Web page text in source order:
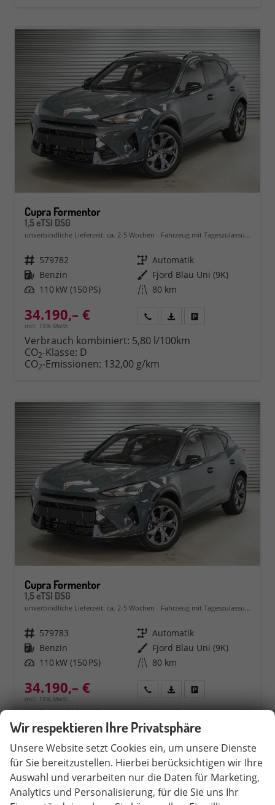
Cupra Formentor
1,5 eTSI DSG
unverbindliche Lieferzeit: ca. 2-5 Wochen Fahrzeug mit Tageszulassung
Fahrzeugnr. 579782 Getriebe Automatik
Kraftstoff Benzin Außenfarbe Fjord Blau Uni (9K)
Leistung 110 kW (150 PS) Kilometerstand 80 km
34.190,– €
incl. 19% MwSt.
Rückruf PDF-Datei, Fahrzeugexposé
Verbrauch kombiniert: 5,80 l/100km
CO2-Klasse: D
CO2-Emissionen: 132,00 g/km
Cupra Formentor
1,5 eTSI DSG
unverbindliche Lieferzeit: ca. 2-5 Wochen Fahrzeug mit Tageszulassung
Fahrzeugnr. 579783 Getriebe Automatik
Kraftstoff Benzin Außenfarbe Fjord Blau Uni (9K)
Leistung 110 kW (150 PS) Kilometerstand 80 km
34.190,– €
incl. 19% MwSt.
Rückruf PDF-Datei, Fahrzeugexposé
Verbrauch kombiniert:5,80 l/100km
CO2-Klasse: D
CO
-Emissionen: 132,00 g/km
Wir respektieren Ihre Privatsphäre
Unsere Website setzt Cookies ein, um unsere Dienste
für Sie bereitzustellen. Hierbei berücksichtigen wir Ihre
Auswahl und verarbeiten nur die Daten für Marketing,
Analytics und Personalisierung, für die Sie uns Ihr